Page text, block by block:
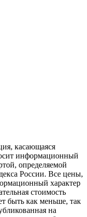
касающаяся
информационный
определяемой
России. Все цены,
характер
стоимость
быть как меньше, так
на